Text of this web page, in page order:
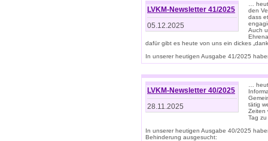
LVKM-Newsletter 41/2025
05.12.2025
…
den
dass
Auch
dafür gibt es heute von uns ein dickes
In unserer heutigen Ausgabe 41/2025
LVKM-Newsletter 40/2025
28.11.2025
…
tätig
Zeiten
Tag
In unserer heutigen Ausgabe 40/2025
Behinderung ausgesucht: